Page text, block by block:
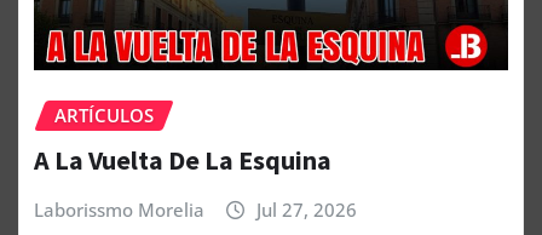
ARTÍCULOS
A La Vuelta De La Esquina
Laborissmo Morelia Jul 27, 2026